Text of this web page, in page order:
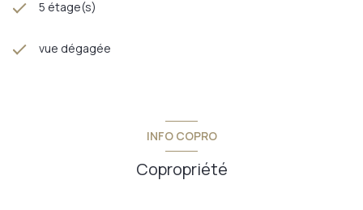
5 étage(s)
vue dégagée
INFO COPRO
Copropriété